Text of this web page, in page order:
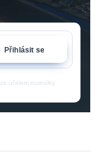
Přihlásit se
za účelem rozesílky